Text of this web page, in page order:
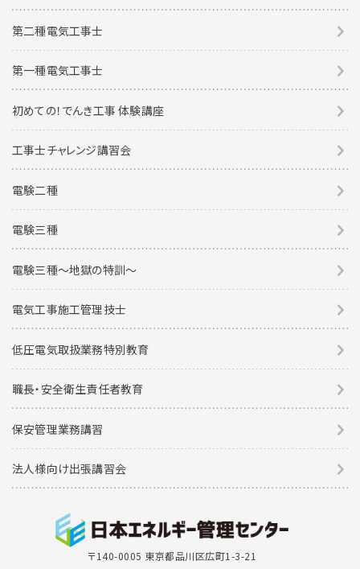
空席あり
東京校
2027年3月25日（木）
(オンライン視聴期間3月3日～3月24日)
東京校
高圧受変電設備入門講習（竣工編） 8月15
日・16日（2日間）
残席なし
東京校
高圧受変電設備 継電器試験特訓講習 11
月28日・29日（2日間）
残席なし
第二種電気工事士
第一種電気工事士
初めての！でんき工事 体験講座
工事士チャレンジ講習会
電験二種
電験三種
電験三種〜地獄の特訓〜
電気工事施工管理技士
低圧電気取扱業務特別教育
職長・安全衛生責任者教育
保安管理業務講習
法人様向け出張講習会
〒140-0005 東京都品川区広町1-3-21